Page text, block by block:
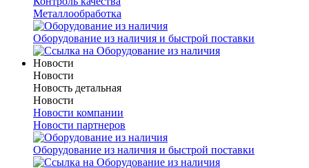
Металлообработка
Оборудование из наличия и быстрой поставки
Новости
Новости
Новость детальная
Новости
Новости компании
Новости партнеров
Оборудование из наличия и быстрой поставки